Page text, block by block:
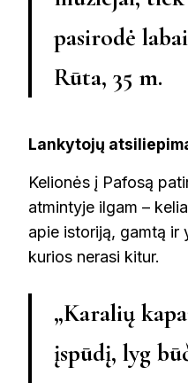
pasirodė
Rūta, 35 m.
Lankytojų
Kelionės į Pafosą
atmintyje ilgam –
apie istoriją, gamtą ir
kurios nerasi kitur.
„Karalių
įspūdį, lyg